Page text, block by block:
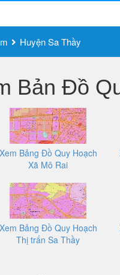
Huyện Sa Thầy
Bản Đồ
Xem Bảng Đồ Quy Hoạch
Xã Mô Rai
Xem Bảng Đồ Quy Hoạch
Thị trấn Sa Thầy